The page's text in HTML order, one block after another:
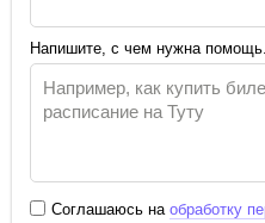
Напишите, с чем нужна
Соглашаюсь на обработку